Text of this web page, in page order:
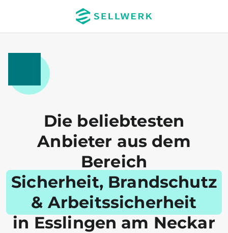
Die beliebtesten
Anbieter aus dem
Bereich
Sicherheit, Brandschutz
& Arbeitssicherheit
in Esslingen am Neckar